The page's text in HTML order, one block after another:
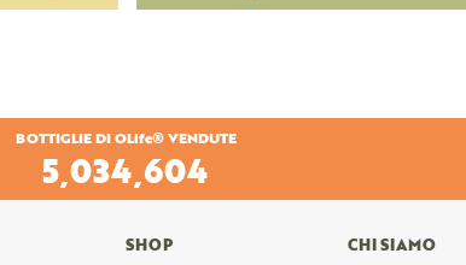
BOTTIGLIE DI OLife® VENDUTE
6,269,860
SHOP CHI SIAMO